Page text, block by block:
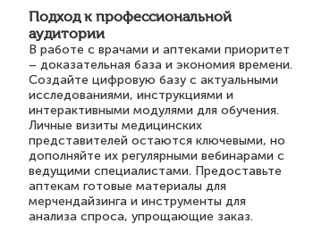
Подход к профессиональной
аудитории
В работе с врачами и аптеками приоритет
– доказательная база и экономия времени.
Создайте цифровую базу с актуальными
исследованиями, инструкциями и
интерактивными модулями для обучения.
Личные визиты медицинских
представителей остаются ключевыми, но
дополняйте их регулярными вебинарами с
ведущими специалистами. Предоставьте
аптекам готовые материалы для
мерчендайзинга и инструменты для
анализа спроса, упрощающие заказ.